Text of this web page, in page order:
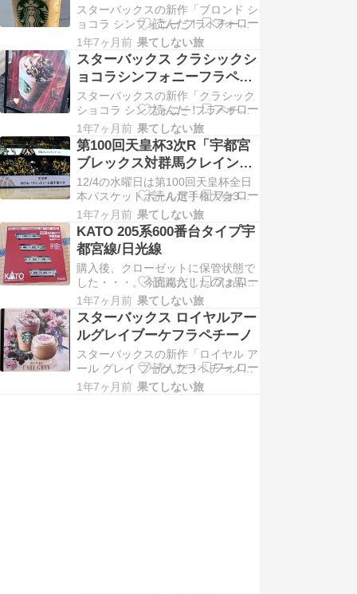
になりま...
ノ
スターバックスの新作「ブロンド シ
ョコラ シンフォニー フラペチーノ
®」を飲んでみました。とろっ、ザ
クっ、ふわっ。食感が異なる3つの
チョコレートを重ねた、上から下ま
でチョコレート尽くしのフラペチー
ノ®で...
1年7ヶ月前 果てしない旅
スターバックス クラシックシ
ョコラシンフォニーフラペチ
ーノ
スターバックスの新作「クラシック
ショコラ シンフォニー フラペチー
ノ®」を飲んでみました。とろっ、
ザクっ、ふわっ。食感が異なる3つ
のチョコレートを重ねた、上から下
までチョコレート尽くしのフラペチ
ーノ®...
1年7ヶ月前 果てしない旅
第100回天皇杯3次R「宇都宮
ブレックス対群馬クレインサ
ンダーズ」戦を観戦に
12/4の水曜日は第100回天皇杯全日
本バスケットボール選手権大会3次R
宇都宮ブレックス対群馬クレインサ
ンダーズ戦を観戦してきました。
（会場はブレックスアリーナ宇都
宮）（川崎ブレイブサンダースから
群馬クレイ...
1年7ヶ月前 果てしない旅
KATO 205系600番台タイプ宇
都宮線/日光線
購入後、クローゼットに保管状態で
した・・・。今回購入したのは品番
＜10-962＞品名＜205系600番台タ
イプ 宇都宮線/日光線＞になりま
す。（箱パッケージです）開封する
と車両と行先表示シールと取説が入
っていま...
1年7ヶ月前 果てしない旅
スターバックス ロイヤルアー
ルグレイブーケフラペチーノ
スターバックスの新作「ロイヤル ア
ール グレイ ブーケ フラペチーノ
®」を飲んでみました。ベルガモッ
トが華やかに香るアールグレイに、
1年7ヶ月前 果てしない旅